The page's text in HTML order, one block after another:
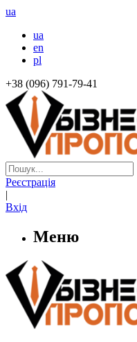
ua
ua
en
pl
+38 (096) 791-79-41
Реєстрація
|
Вхід
Меню